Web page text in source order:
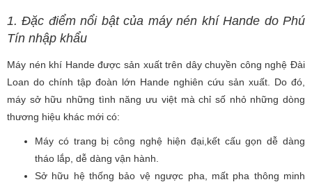
1. Đặc điểm nổi bật của máy nén khí Hande do Phú
Tín nhập khẩu
Máy nén khí Hande được sản xuất trên dây chuyền công nghệ Đài
Loan do chính tập đoàn lớn Hande nghiên cứu sản xuất. Do đó,
máy sở hữu những tình năng ưu việt mà chỉ số nhỏ những dòng
thương hiệu khác mới có:
Máy có trang bị công nghệ hiện đại,kết cấu gọn dễ dàng
tháo lắp, dễ dàng vận hành.
Sở hữu hệ thống bảo vệ ngược pha, mất pha thông minh